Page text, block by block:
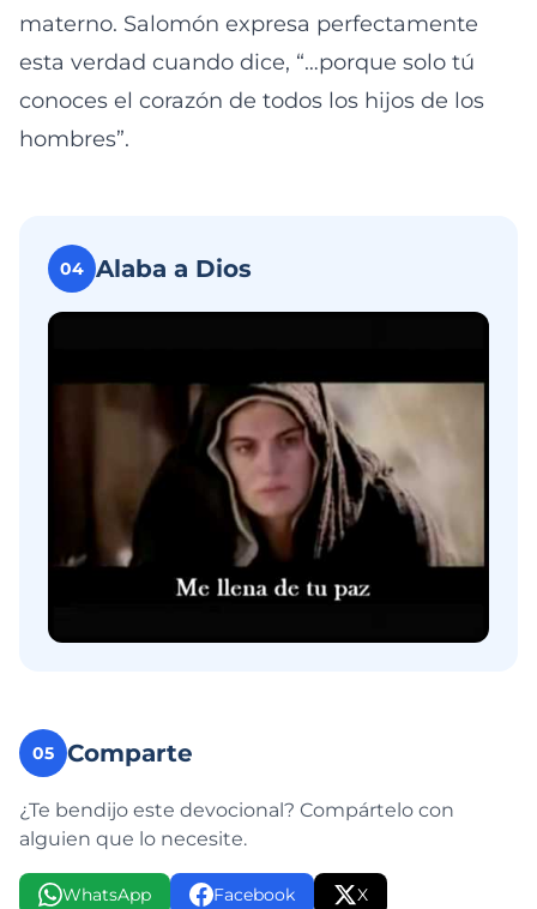
materno. Salomón expresa perfectamente
esta verdad cuando dice, “…porque solo tú
conoces el corazón de todos los hijos de los
hombres”.
04 Alaba a Dios
05 Comparte
¿Te bendijo este devocional? Compártelo con
alguien que lo necesite.
WhatsApp Facebook X